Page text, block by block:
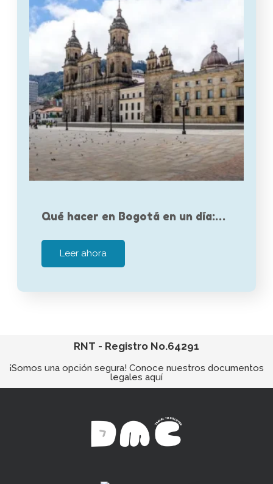
Qué hacer en Bogotá en un día:…
Leer ahora
RNT - Registro No.64291
¡Somos una opción segura! Conoce nuestros documentos
legales aquí